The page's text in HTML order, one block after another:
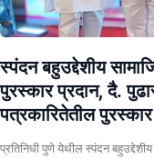
स्पंदन बहुउद्देशीय
पुरस्कार प्रदान, दै.
पत्रकारितेतील पुरस्कार
प्रतिनिधी पुणे येथील स्पंदन बहुउद्देशीय